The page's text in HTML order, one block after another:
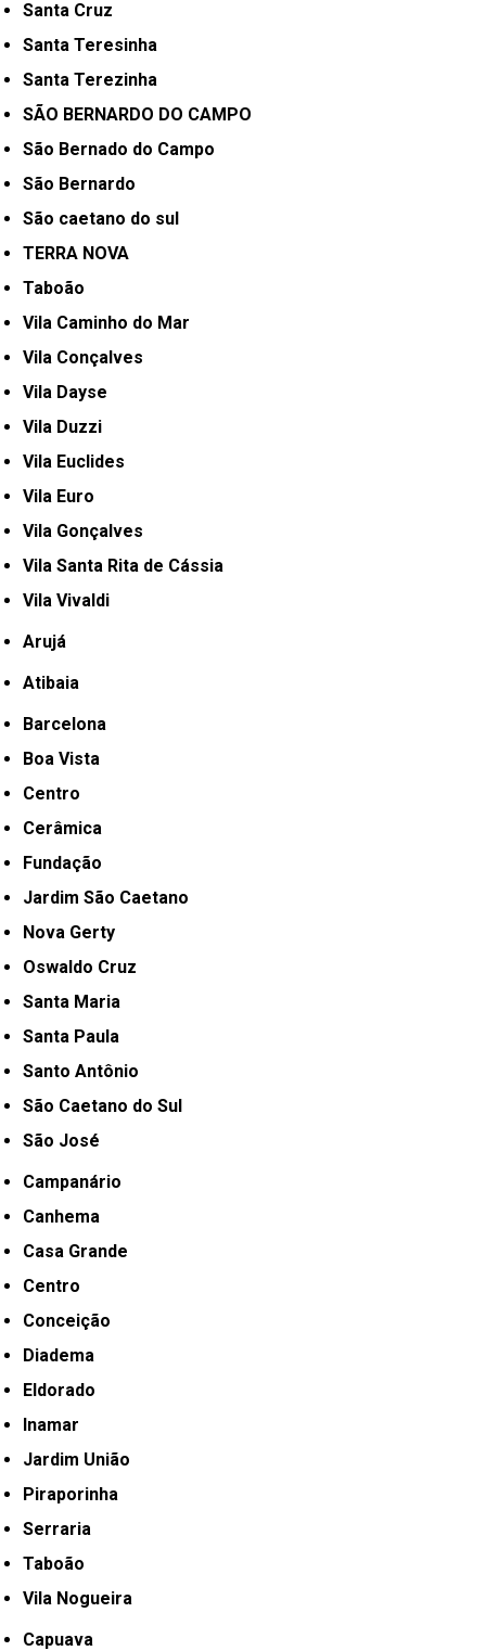
Santa Cruz
Santa Teresinha
Santa Terezinha
SÃO BERNARDO DO CAMPO
São Bernado do Campo
São Bernardo
São caetano do sul
TERRA NOVA
Taboão
Vila Caminho do Mar
Vila Conçalves
Vila Dayse
Vila Duzzi
Vila Euclides
Vila Euro
Vila Gonçalves
Vila Santa Rita de Cássia
Vila Vivaldi
Arujá
Atibaia
Barcelona
Boa Vista
Centro
Cerâmica
Fundação
Jardim São Caetano
Nova Gerty
Oswaldo Cruz
Santa Maria
Santa Paula
Santo Antônio
São Caetano do Sul
São José
Campanário
Canhema
Casa Grande
Centro
Conceição
Diadema
Eldorado
Inamar
Jardim União
Piraporinha
Serraria
Taboão
Vila Nogueira
Capuava